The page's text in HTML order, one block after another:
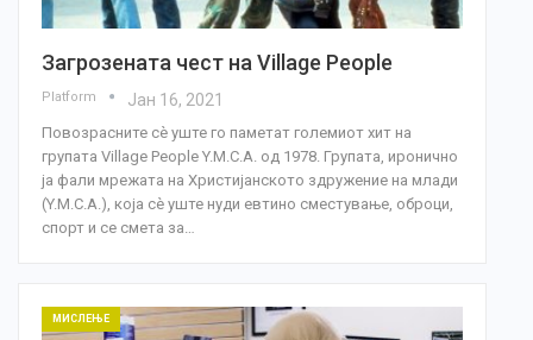
Загрозената чест на Village People
Platform Јан 16, 2021
Повозрасните сè уште го паметат големиот хит на
групата Village People Y.M.C.A. од 1978. Групата, иронично
ја фали мрежата на Христијанското здружение на млади
(Y.M.C.A.), која сè уште нуди евтино сместување, оброци,
спорт и се смета за…
МИСЛЕЊЕ